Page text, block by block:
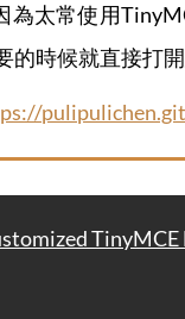
太常使用
的時候就直接打